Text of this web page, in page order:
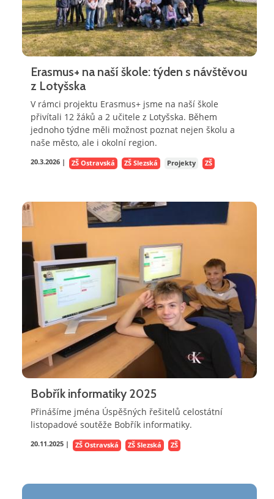
Erasmus+ na naší škole: týden s návštěvou
z Lotyšska
V rámci projektu Erasmus+ jsme na naší škole
přivítali 12 žáků a 2 učitele z Lotyšska. Během
jednoho týdne měli možnost poznat nejen školu a
naše město, ale i okolní region.
20.3.2026 | ZŠ Ostravská ZŠ Slezská Projekty ZŠ
Bobřík informatiky 2025
Přinášíme jména Úspěšných řešitelů celostátní
listopadové soutěže Bobřík informatiky.
20.11.2025 | ZŠ Ostravská ZŠ Slezská ZŠ